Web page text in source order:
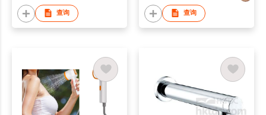
查询 查询